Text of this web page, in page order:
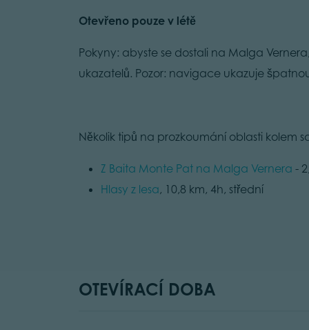
Otevřeno pouze v létě
Pokyny: abyste se dostali na Malga
ukazatelů. Pozor: navigace ukazuje
Několik tipů na prozkoumání oblasti kolem
Z Baita Monte Pat na Malga Vernera -
Hlasy z lesa, 10,8 km, 4h, střední
OTEVÍRACÍ DOBA